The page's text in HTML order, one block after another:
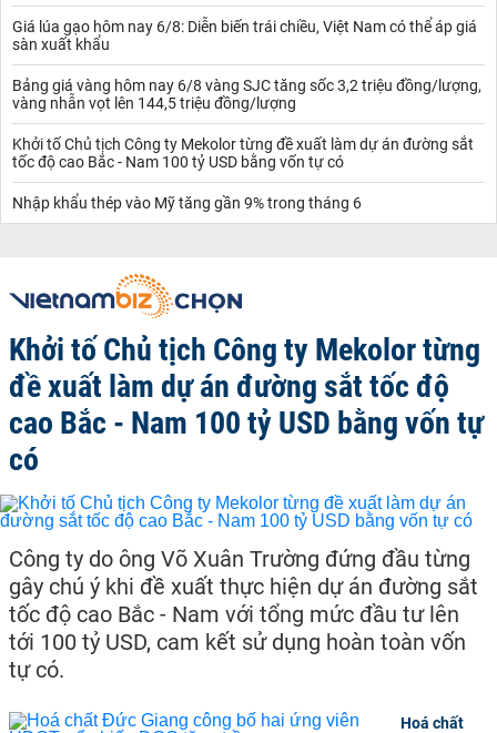
Giá lúa gạo hôm nay 6/8: Diễn biến trái chiều, Việt Nam có thể áp giá
sàn xuất khẩu
Bảng giá vàng hôm nay 6/8 vàng SJC tăng sốc 3,2 triệu đồng/lượng,
vàng nhẫn vọt lên 144,5 triệu đồng/lượng
Khởi tố Chủ tịch Công ty Mekolor từng đề xuất làm dự án đường sắt
tốc độ cao Bắc - Nam 100 tỷ USD bằng vốn tự có
Nhập khẩu thép vào Mỹ tăng gần 9% trong tháng 6
Khởi tố Chủ tịch Công ty Mekolor từng
đề xuất làm dự án đường sắt tốc độ
cao Bắc - Nam 100 tỷ USD bằng vốn tự
có
Công ty do ông Võ Xuân Trường đứng đầu từng
gây chú ý khi đề xuất thực hiện dự án đường sắt
tốc độ cao Bắc - Nam với tổng mức đầu tư lên
tới 100 tỷ USD, cam kết sử dụng hoàn toàn vốn
tự có.
Hoá chất